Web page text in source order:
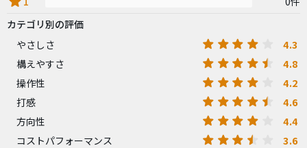
カテゴリ別の評価
やさしさ
4.3
構えやすさ 4.8
操作性 4.2
打感 4.6
方向性 4.4
コストパフォーマンス 3.6